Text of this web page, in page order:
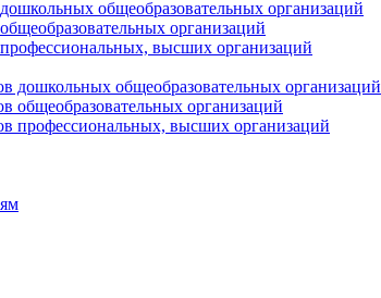
общеобразовательных организаций
организаций
высших организаций
дошкольных общеобразовательных организаций
общеобразовательных организаций
профессиональных, высших организаций